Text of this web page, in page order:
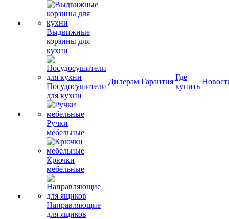
Выдвижные
корзины для
кухни
Посудосушители
для кухни
Ручки
мебельные
Крючки
мебельные
Направляющие
для ящиков
Дилерам Гарантия
Где
купить